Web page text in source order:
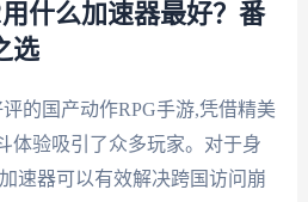
什么加速器最好？番
选
的国产动作RPG手游,凭借精美
体验吸引了众多玩家。对于身
速器可以有效解决跨国访问崩